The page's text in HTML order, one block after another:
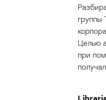
группы
Целью
при